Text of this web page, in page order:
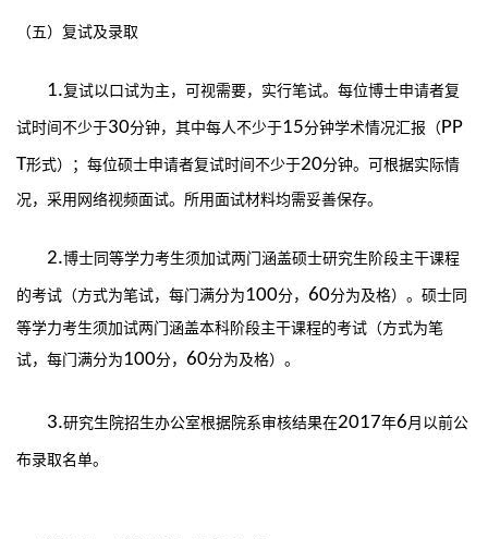
（五）复试及录取
1.复试以口试为主，可视需要，实行笔试。每位博士申请者复
试时间不少于30分钟，其中每人不少于15分钟学术情况汇报（PP
T形式）；每位硕士申请者复试时间不少于20分钟。可根据实际情
况，采用网络视频面试。所用面试材料均需妥善保存。
2.博士同等学力考生须加试两门涵盖硕士研究生阶段主干课程
的考试（方式为笔试，每门满分为100分， 60分为及格）。硕士同
等学力考生须加试两门涵盖本科阶段主干课程的考试（方式为笔
试，每门满分为100分， 60分为及格）。
3.研究生院招生办公室根据院系审核结果在2017年6月以前公
布录取名单。